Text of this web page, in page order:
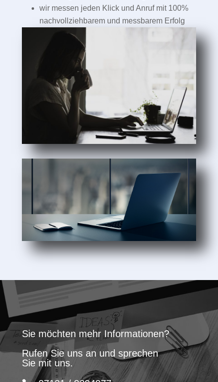
wir messen jeden Klick und Anruf mit 100%
nachvollziehbarem und messbarem Erfolg
Sie möchten mehr Informationen?
Rufen Sie uns an und sprechen
Sie mit uns.